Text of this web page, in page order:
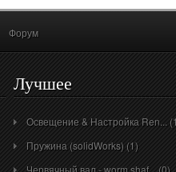
Форум
Лучшее
Освещение & Настройка Ren...
Пружина (solidWorks) (1)
Червячный вал - worm shaf... (0)